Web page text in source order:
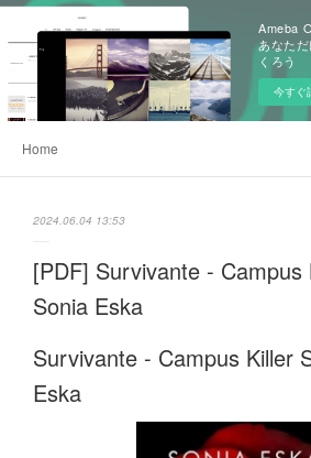
Ameba
あなた
くろう
今すぐ
Home
2024.06.04 13:53
[PDF] Survivante - Campus
Sonia Eska
Survivante - Campus Killer
Eska